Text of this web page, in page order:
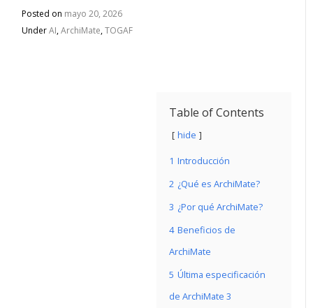
Posted on mayo 20, 2026
UnderAI,ArchiMate,TOGAF
Table of Contents
hide
1 Introducción
2 ¿Qué es ArchiMate?
3 ¿Por qué ArchiMate?
4 Beneficios de
ArchiMate
5 Última especificación
de ArchiMate 3